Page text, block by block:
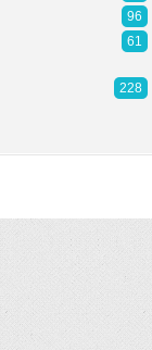
96
61
228